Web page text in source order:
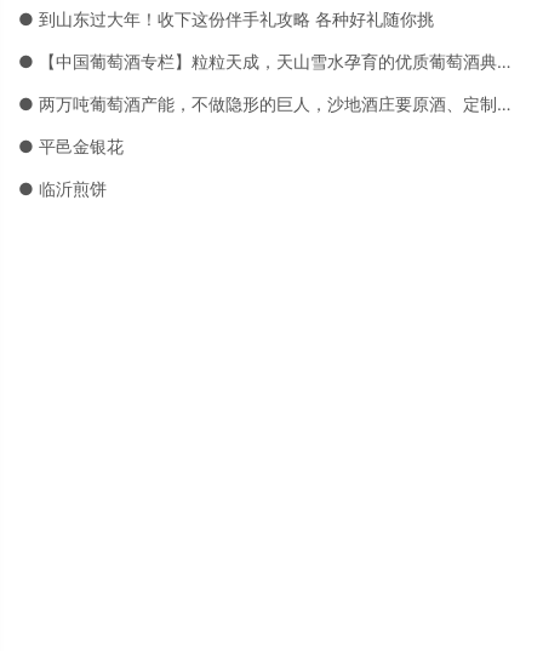
● 到山东过大年！收下这份伴手礼攻略 各种好礼随你挑
● 【中国葡萄酒专栏】粒粒天成，天山雪水孕育的优质葡萄酒典范——沙地酒庄
● 两万吨葡萄酒产能，不做隐形的巨人，沙地酒庄要原酒、定制、品牌三箭齐发
● 平邑金银花
● 临沂煎饼